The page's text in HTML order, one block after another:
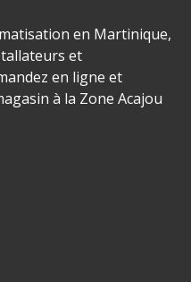
en Martinique,
et
en ligne et
à la Zone Acajou